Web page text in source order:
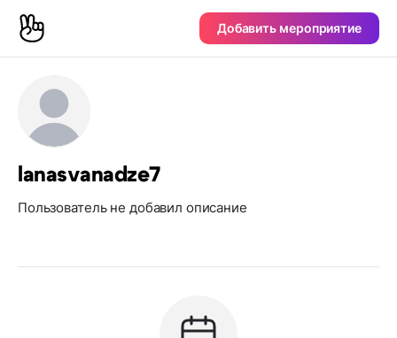
Добавить мероприятие
lanasvanadze7
Пользователь не добавил описание